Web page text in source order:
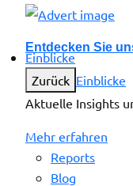
Entdecken Sie
Einblicke
Zurück Einblicke
Aktuelle Insights
Mehr erfahren
Reports
Blog